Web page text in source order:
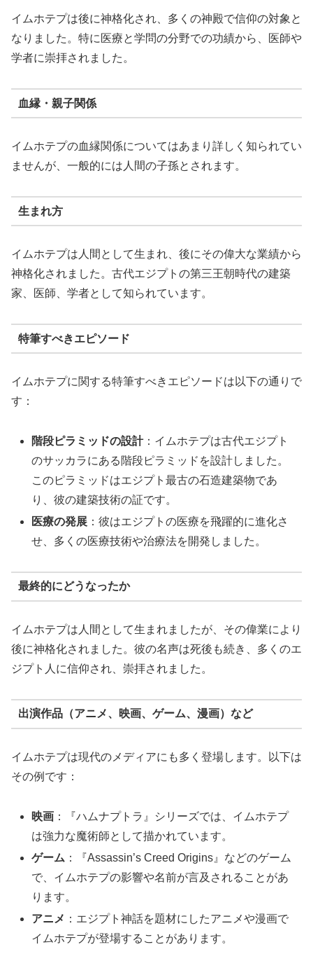
イムホテプは後に神格化され、多くの神殿で信仰の対象と
なりました。特に医療と学問の分野での功績から、医師や
学者に崇拝されました。
血縁・親子関係
イムホテプの血縁関係についてはあまり詳しく知られてい
ませんが、一般的には人間の子孫とされます。
生まれ方
イムホテプは人間として生まれ、後にその偉大な業績から
神格化されました。古代エジプトの第三王朝時代の建築
家、医師、学者として知られています。
特筆すべきエピソード
イムホテプに関する特筆すべきエピソードは以下の通りで
す：
階段ピラミッドの設計：イムホテプは古代エジプト
のサッカラにある階段ピラミッドを設計しました。
このピラミッドはエジプト最古の石造建築物であ
り、彼の建築技術の証です。
医療の発展 ：彼はエジプトの医療を飛躍的に進化さ
せ、多くの医療技術や治療法を開発しました。
最終的にどうなったか
イムホテプは人間として生まれましたが、その偉業により
後に神格化されました。彼の名声は死後も続き、多くのエ
ジプト人に信仰され、崇拝されました。
出演作品（アニメ、映画、ゲーム、漫画）など
イムホテプは現代のメディアにも多く登場します。以下は
その例です：
映画 ：『ハムナプトラ』シリーズでは、イムホテプ
は強力な魔術師として描かれています。
ゲーム ：『Assassin’s Creed Origins』などのゲーム
で、イムホテプの影響や名前が言及されることがあ
ります。
アニメ ：エジプト神話を題材にしたアニメや漫画で
イムホテプが登場することがあります。